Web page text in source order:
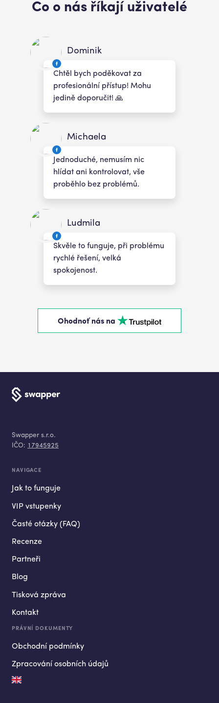
Co o nás říkají uživatelé
Dominik
Chtěl bych poděkovat za
profesionální přístup! Mohu
jedině doporučit! 🙏
Michaela
Jednoduché, nemusím nic
hlídat ani kontrolovat, vše
proběhlo bez problémů.
Ludmila
Skvěle to funguje, při problému
rychlé řešení, velká
spokojenost.
Ohodnoť nás na
Swapper s.r.o.
IČO: 17945925
NAVIGACE
Jak to funguje
VIP vstupenky
Časté otázky (FAQ)
Recenze
Partneři
Blog
Tisková zpráva
Kontakt
PRÁVNÍ DOKUMENTY
Obchodní podmínky
Zpracování osobních údajů